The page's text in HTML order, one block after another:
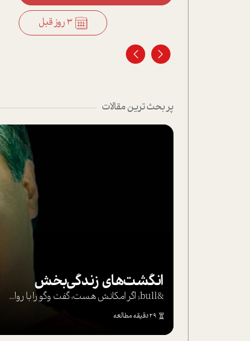
3 روز قبل
پر بحث ترین مقالات
انگشت‌های‌ زندگی‌بخش
&bull; اگر امکانش هست، گفت وگو را با روا...
29 دقیقه مطالعه